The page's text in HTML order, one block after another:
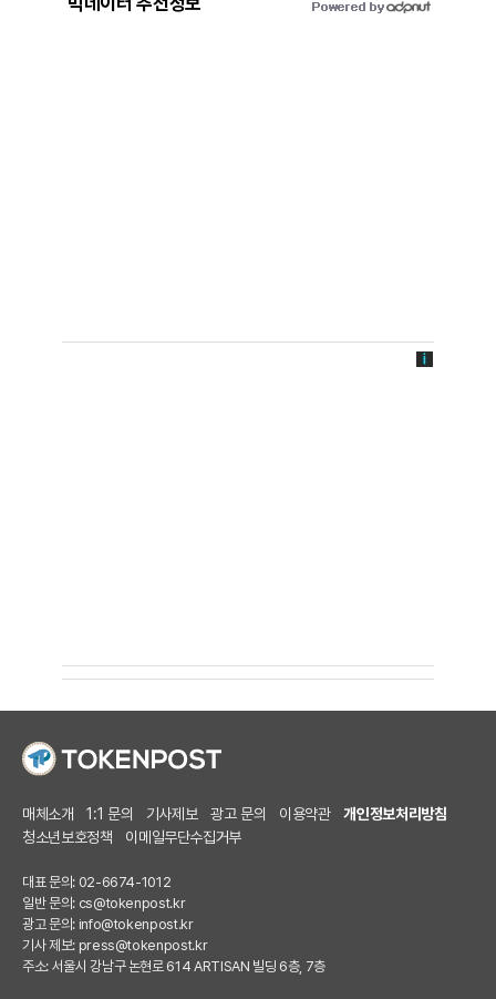
매체소개 1:1 문의 기사제보 광고 문의 이용약관
개인정보처리방침
청소년보호정책
이메일무단수집거부
대표 문의: 02-6674-1012
일반 문의: cs@tokenpost.kr
광고 문의: info@tokenpost.kr
기사 제보: press@tokenpost.kr
주소: 서울시 강남구 논현로 614 ARTISAN 빌딩 6층, 7층